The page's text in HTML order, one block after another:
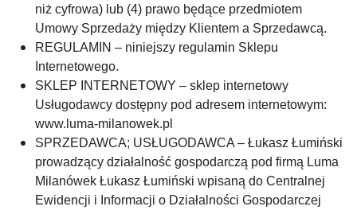
niż cyfrowa) lub (4) prawo będące przedmiotem
Umowy Sprzedaży między Klientem a Sprzedawcą.
REGULAMIN – niniejszy regulamin Sklepu
Internetowego.
SKLEP INTERNETOWY – sklep internetowy
Usługodawcy dostępny pod adresem internetowym:
www.luma-milanowek.pl
SPRZEDAWCA; USŁUGODAWCA – Łukasz Łumiński
prowadzący działalność gospodarczą pod firmą Luma
Milanówek Łukasz Łumiński wpisaną do Centralnej
Ewidencji i Informacji o Działalności Gospodarczej